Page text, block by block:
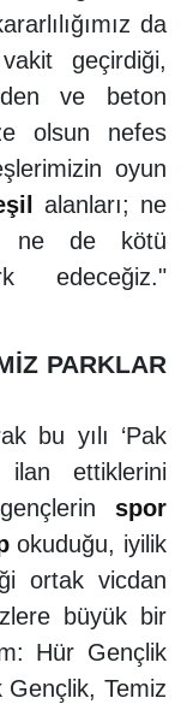
da
geçirdiği,
ve beton
olsun nefes
oyun
alanları; ne
ne de kötü
edeceğiz."
PARKLAR
bu yılı ‘Pak
ilan ettiklerini
spor
okuduğu, iyilik
ortak vicdan
büyük bir
Hür Gençlik
Gençlik, Temiz